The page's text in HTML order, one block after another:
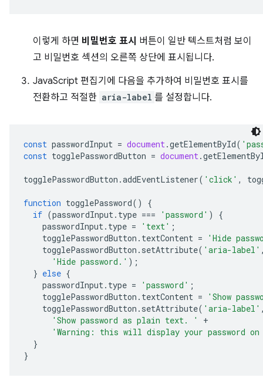
이렇게 하면 비밀번호 표시 버튼이 일반 텍스트처럼 보이
고 비밀번호 섹션의 오른쪽 상단에 표시됩니다.
JavaScript 편집기에 다음을 추가하여 비밀번호 표시를
전환하고 적절한 aria-label 를 설정합니다.
const passwordInput = document .getElementById(
const togglePasswordButton = document .
togglePasswordButton .addEventListener( 'click' ,
function togglePassword()
{
if (passwordInput . type === 'password' )
{
passwordInput . type = 'text' ;
togglePasswordButton . textContent =
'Hide
togglePasswordButton . setAttribute( 'aria-label'
'Hide password.' );
} else {
passwordInput . type = 'password' ;
togglePasswordButton . textContent =
'Show
togglePasswordButton . setAttribute( 'aria-label'
'Show password as plain text. '
+
'Warning: this will display your password
}
}